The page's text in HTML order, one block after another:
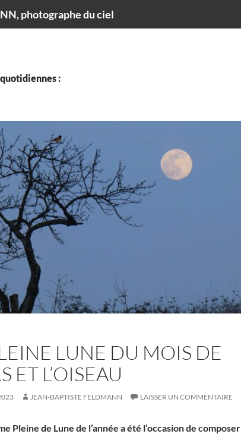
photographe du ciel
:
LUNE DU MOIS DE
ET L’OISEAU
JEAN-BAPTISTE FELDMANN LAISSER UN COMMENTAIRE
Pleine de Lune de l’année a été l’occasion de composer